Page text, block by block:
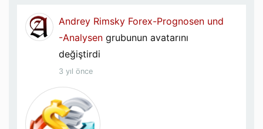
Andrey Rimsky Forex-Prognosen und
-Analysengrubunun avatarını
değiştirdi
3 yıl önce